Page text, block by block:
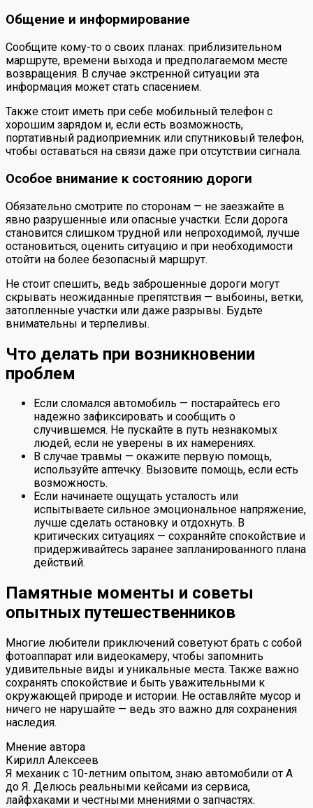
Общение и информирование
Сообщите кому-то о своих планах: приблизительном
маршруте, времени выхода и предполагаемом месте
возвращения. В случае экстренной ситуации эта
информация может стать спасением.
Также стоит иметь при себе мобильный телефон с
хорошим зарядом и, если есть возможность,
портативный радиоприемник или спутниковый телефон,
чтобы оставаться на связи даже при отсутствии сигнала.
Особое внимание к состоянию дороги
Обязательно смотрите по сторонам — не заезжайте в
явно разрушенные или опасные участки. Если дорога
становится слишком трудной или непроходимой, лучше
остановиться, оценить ситуацию и при необходимости
отойти на более безопасный маршрут.
Не стоит спешить, ведь заброшенные дороги могут
скрывать неожиданные препятствия — выбоины, ветки,
затопленные участки или даже разрывы. Будьте
внимательны и терпеливы.
Что делать при возникновении
проблем
Если сломался автомобиль — постарайтесь его
надежно зафиксировать и сообщить о
случившемся. Не пускайте в путь незнакомых
людей, если не уверены в их намерениях.
В случае травмы — окажите первую помощь,
используйте аптечку. Вызовите помощь, если есть
возможность.
Если начинаете ощущать усталость или
испытываете сильное эмоциональное напряжение,
лучше сделать остановку и отдохнуть. В
критических ситуациях — сохраняйте спокойствие и
придерживайтесь заранее запланированного плана
действий.
Памятные моменты и советы
опытных путешественников
Многие любители приключений советуют брать с собой
фотоаппарат или видеокамеру, чтобы запомнить
удивительные виды и уникальные места. Также важно
сохранять спокойствие и быть уважительными к
окружающей природе и истории. Не оставляйте мусор и
ничего не нарушайте — ведь это важно для сохранения
наследия.
Мнение автора
Кирилл Алексеев
Я механик с 10-летним опытом, знаю автомобили от А
до Я. Делюсь реальными кейсами из сервиса,
лайфхаками и честными мнениями о запчастях.